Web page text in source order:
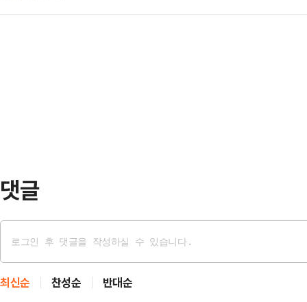
시 이 시장은 매년 …
역 주민들의 생활에도 불편함이 없
도로 민간투자사업 전략환경영향
댓글
최신순 찬성순 반대순